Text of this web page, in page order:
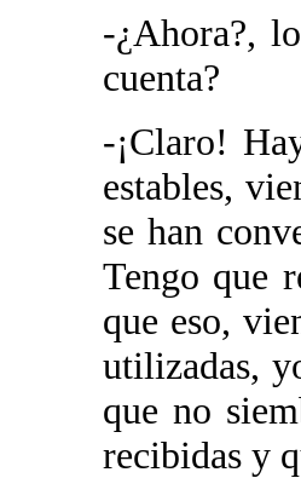
-¿Ahora?,
cuenta?
-¡Claro!
estables,
se han
Tengo que
que eso,
utilizadas,
que no
recibidas y